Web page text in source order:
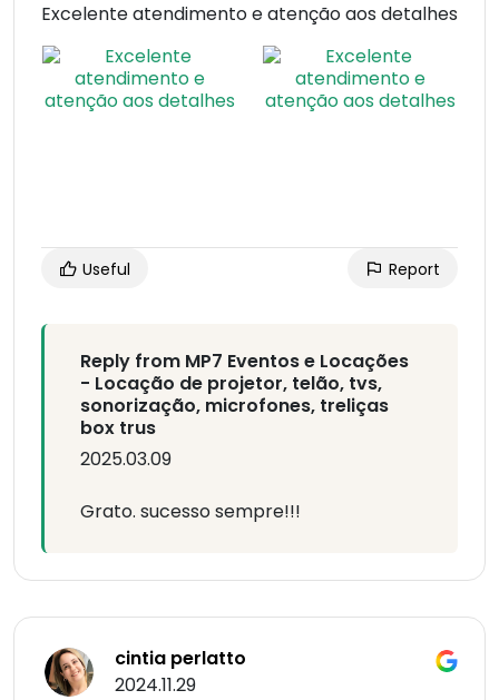
Excelente atendimento e atenção aos detalhes
Useful Report
Reply from MP7 Eventos e Locações
- Locação de projetor, telão, tvs,
sonorização, microfones, treliças
box trus
2025.03.09
Grato. sucesso sempre!!!
cintia perlatto
2024.11.29